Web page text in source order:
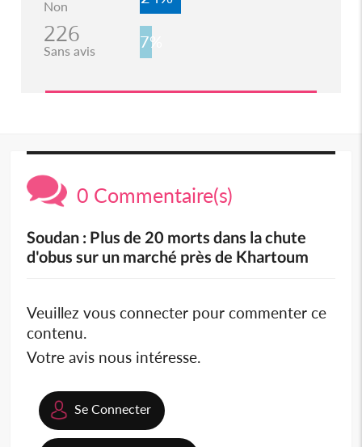
Non
226
Sans avis 7%
0 Commentaire(s)
Soudan : Plus de 20 morts dans la chute
d'obus sur un marché près de Khartoum
Veuillez vous connecter pour commenter ce
contenu.
Votre avis nous intéresse.
Se Connecter